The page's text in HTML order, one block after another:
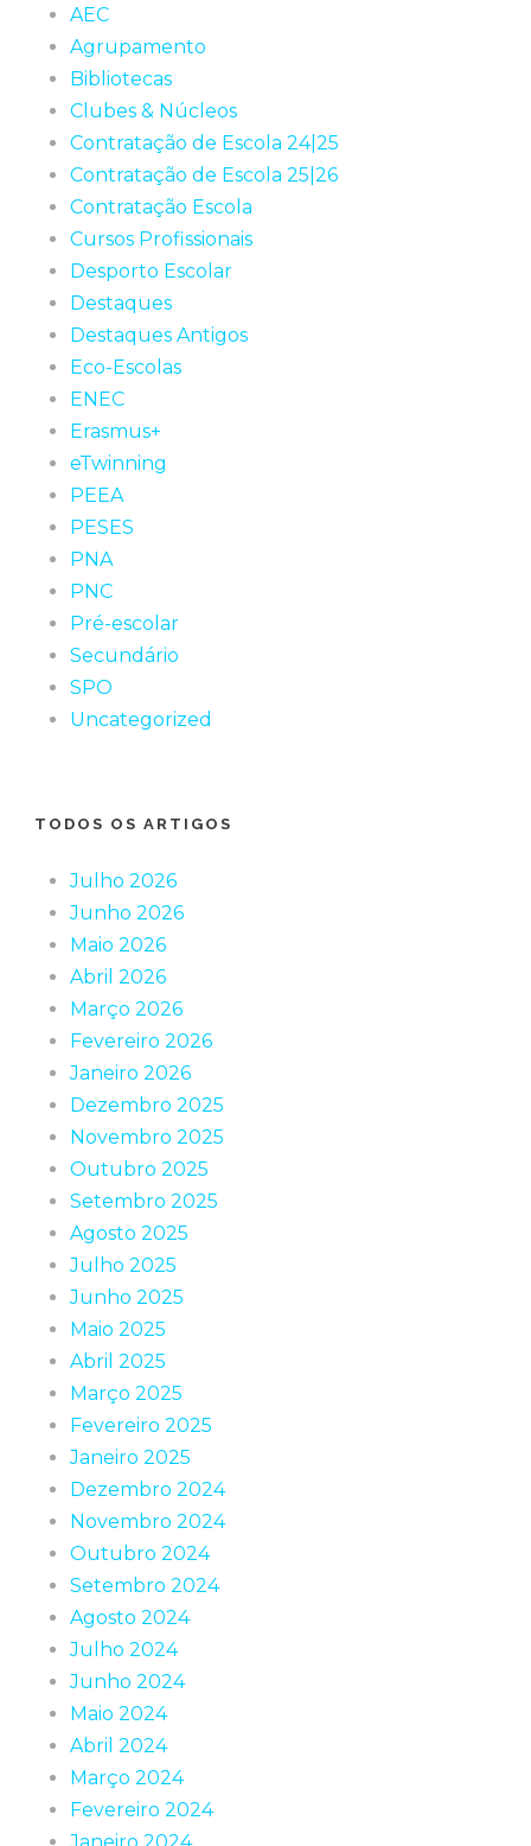
AEC
Agrupamento
Bibliotecas
Clubes & Núcleos
Contratação de Escola 24|25
Contratação de Escola 25|26
Contratação Escola
Cursos Profissionais
Desporto Escolar
Destaques
Destaques Antigos
Eco-Escolas
ENEC
Erasmus+
eTwinning
PEEA
PESES
PNA
PNC
Pré-escolar
Secundário
SPO
Uncategorized
TODOS OS ARTIGOS
Julho 2026
Junho 2026
Maio 2026
Abril 2026
Março 2026
Fevereiro 2026
Janeiro 2026
Dezembro 2025
Novembro 2025
Outubro 2025
Setembro 2025
Agosto 2025
Julho 2025
Junho 2025
Maio 2025
Abril 2025
Março 2025
Fevereiro 2025
Janeiro 2025
Dezembro 2024
Novembro 2024
Outubro 2024
Setembro 2024
Agosto 2024
Julho 2024
Junho 2024
Maio 2024
Abril 2024
Março 2024
Fevereiro 2024